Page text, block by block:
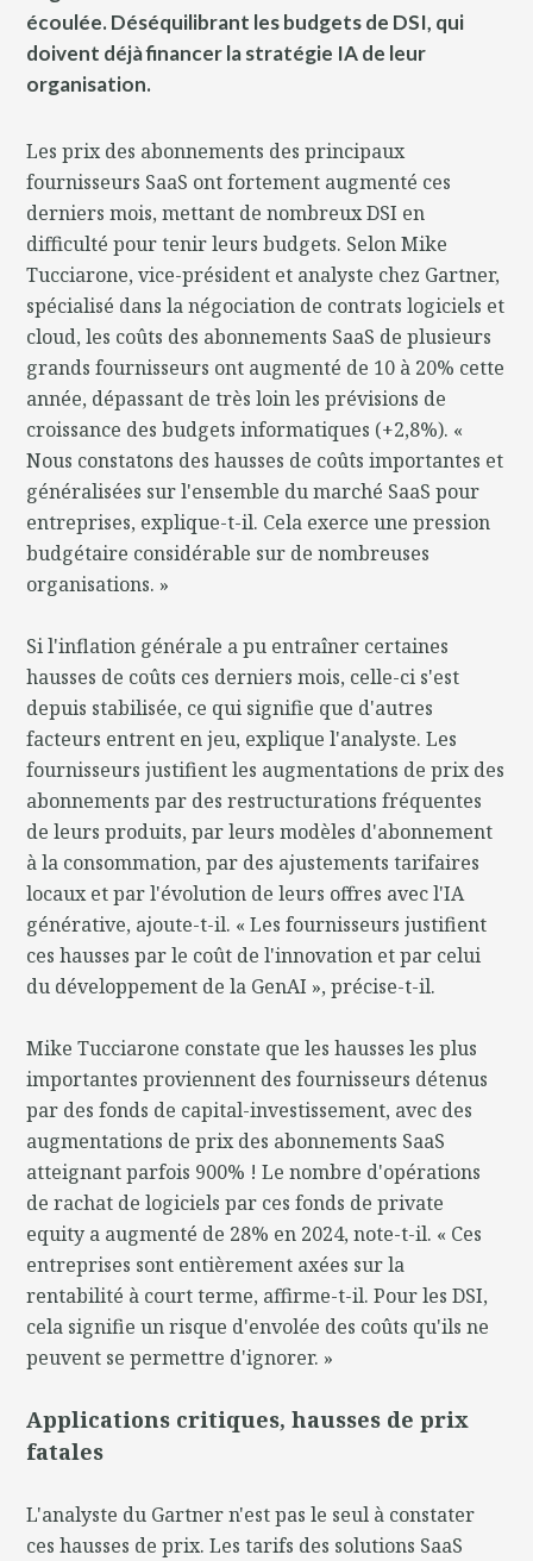
écoulée. Déséquilibrant les budgets de DSI, qui
doivent déjà financer la stratégie IA de leur
organisation.
Les prix des abonnements des principaux
fournisseurs SaaS ont fortement augmenté ces
derniers mois, mettant de nombreux DSI en
difficulté pour tenir leurs budgets. Selon Mike
Tucciarone, vice-président et analyste chez Gartner,
spécialisé dans la négociation de contrats logiciels et
cloud, les coûts des abonnements SaaS de plusieurs
grands fournisseurs ont augmenté de 10 à 20% cette
année, dépassant de très loin les prévisions de
croissance des budgets informatiques (+2,8%). «
Nous constatons des hausses de coûts importantes et
généralisées sur l'ensemble du marché SaaS pour
entreprises, explique-t-il. Cela exerce une pression
budgétaire considérable sur de nombreuses
organisations. »
Si l'inflation générale a pu entraîner certaines
hausses de coûts ces derniers mois, celle-ci s'est
depuis stabilisée, ce qui signifie que d'autres
facteurs entrent en jeu, explique l'analyste. Les
fournisseurs justifient les augmentations de prix des
abonnements par des restructurations fréquentes
de leurs produits, par leurs modèles d'abonnement
à la consommation, par des ajustements tarifaires
locaux et par l'évolution de leurs offres avec l'IA
générative, ajoute-t-il. « Les fournisseurs justifient
ces hausses par le coût de l'innovation et par celui
du développement de la GenAI », précise-t-il.
Mike Tucciarone constate que les hausses les plus
importantes proviennent des fournisseurs détenus
par des fonds de capital-investissement, avec des
augmentations de prix des abonnements SaaS
atteignant parfois 900% ! Le nombre d'opérations
de rachat de logiciels par ces fonds de private
equity a augmenté de 28% en 2024, note-t-il. « Ces
entreprises sont entièrement axées sur la
rentabilité à court terme, affirme-t-il. Pour les DSI,
cela signifie un risque d'envolée des coûts qu'ils ne
peuvent se permettre d'ignorer. »
Applications critiques, hausses de prix
fatales
L'analyste du Gartner n'est pas le seul à constater
ces hausses de prix. Les tarifs des solutions SaaS